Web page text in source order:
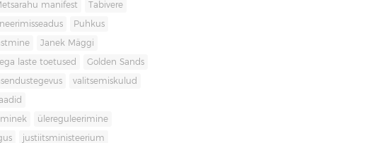
manifest Tabivere
Puhkus
Janek Mäggi
laste toetused Golden Sands
valitsemiskulud
ülereguleerimine
justiitsministeerium